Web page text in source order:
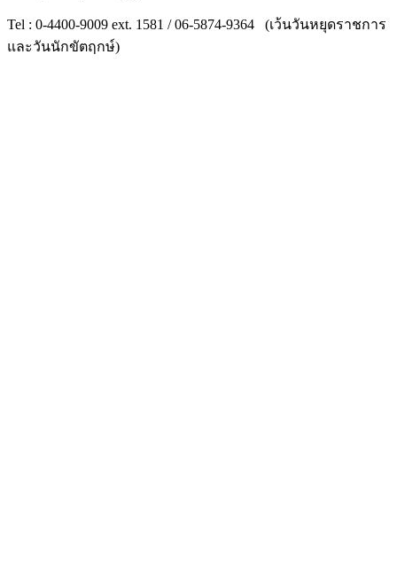
Tel : 0-4400-9009 ext. 1581 / 06-5874-9364 (เว้นวันหยุดราชการ
และวันนักขัตฤกษ์)